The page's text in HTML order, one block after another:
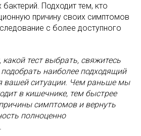
Подходит тем, кто
причину своих симптомов
с более доступного
тест выбрать, свяжитесь
наиболее подходящий
вашей ситуации. Чем раньше мы
в кишечнике, тем быстрее
симптомов и вернуть
полноценно